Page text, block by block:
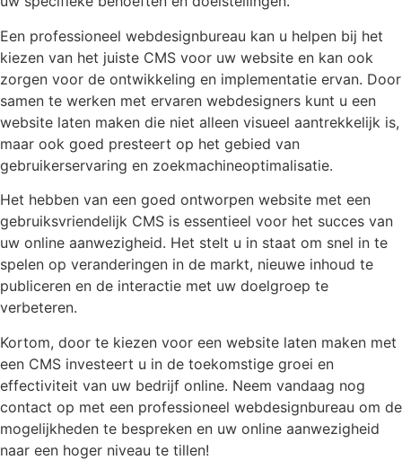
Een professioneel webdesignbureau kan u helpen bij het
kiezen van het juiste CMS voor uw website en kan ook
zorgen voor de ontwikkeling en implementatie ervan. Door
samen te werken met ervaren webdesigners kunt u een
website laten maken die niet alleen visueel aantrekkelijk is,
maar ook goed presteert op het gebied van
gebruikerservaring en zoekmachineoptimalisatie.
Het hebben van een goed ontworpen website met een
gebruiksvriendelijk CMS is essentieel voor het succes van
uw online aanwezigheid. Het stelt u in staat om snel in te
spelen op veranderingen in de markt, nieuwe inhoud te
publiceren en de interactie met uw doelgroep te
verbeteren.
Kortom, door te kiezen voor een website laten maken met
een CMS investeert u in de toekomstige groei en
effectiviteit van uw bedrijf online. Neem vandaag nog
contact op met een professioneel webdesignbureau om de
mogelijkheden te bespreken en uw online aanwezigheid
naar een hoger niveau te tillen!